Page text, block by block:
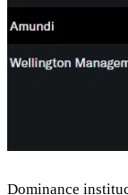
Dominance